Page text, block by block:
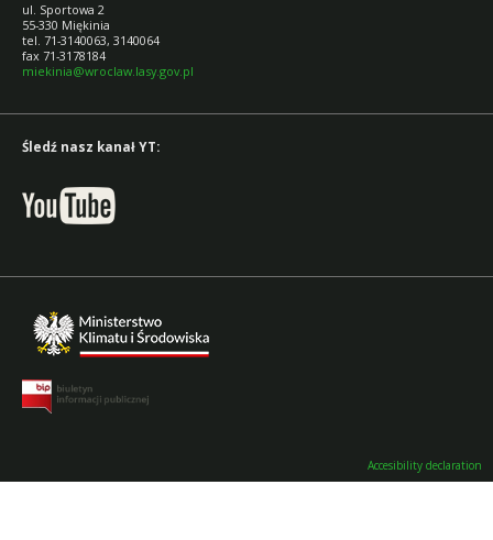
ul. Sportowa 2
55-330 Miękinia
tel. 71-3140063, 3140064
fax 71-3178184
miekinia@wroclaw.lasy.gov.pl
Śledź nasz kanał YT:
Accesibility declaration